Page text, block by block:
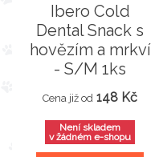
Ibero Cold
Dental Snack s
hovězím a mrkví
- S/M 1ks
Cena již od 148 Kč
Není skladem
v žádném e-shopu